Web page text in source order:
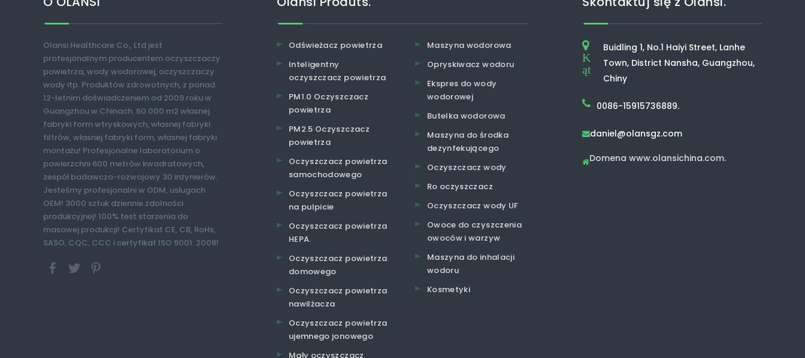
Olansi Healthcare Co., Ltd jest
profesjonalnym producentem oczyszczaczy
powietrza, wody wodorowej, oczyszczaczy
wody itp. Produktów zdrowotnych, z ponad
12-letnim doświadczeniem od 2009 roku w
Guangzhou w Chinach. 60 000 m2 własnej
fabryki form wtryskowych, własnej fabryki
filtrów, własnej fabryki form, własnej fabryki
montażu! Profesjonalne laboratorium o
powierzchni 600 metrów kwadratowych,
zespół badawczo-rozwojowy 30 inżynierów.
Jesteśmy profesjonalni w ODM, usługach
OEM! 3000 sztuk dziennie zdolności
produkcyjnej! 100% test starzenia do
masowej produkcji! Certyfikat CE, CB, RoHs,
SASO, CQC, CCC i certyfikat ISO 9001: 2008!
Odświeżacz powietrza
Inteligentny
oczyszczacz powietrza
PM1.0 Oczyszczacz
powietrza
PM2.5 Oczyszczacz
powietrza
Oczyszczacz powietrza
samochodowego
Oczyszczacz powietrza
na pulpicie
Oczyszczacz powietrza
HEPA.
Oczyszczacz powietrza
domowego
Oczyszczacz powietrza
nawilżacza
Oczyszczacz powietrza
ujemnego jonowego
Mały oczyszczacz
Maszyna wodorowa
Opryskiwacz wodoru
Ekspres do wody
wodorowej
Butelka wodorowa
Maszyna do środka
dezynfekującego
Oczyszczacz wody
Ro oczyszczacz
Oczyszczacz wody UF
Owoce do czyszczenia
owoców i warzyw
Maszyna do inhalacji
wodoru
Kosmetyki
K
ąt
Buidling 1, No.1 Haiyi Street, Lanhe
Town, District Nansha, Guangzhou,
Chiny
0086-15915736889.
daniel@olansgz.com
Domena www.olansichina.com.